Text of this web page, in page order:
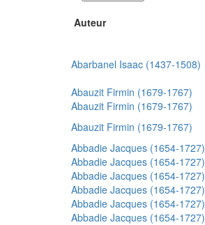
Auteur
Abarbanel Isaac (1437-1508)
Abauzit Firmin (1679-1767)
Abauzit Firmin (1679-1767)
Abauzit Firmin (1679-1767)
Abbadie Jacques (1654-1727)
Abbadie Jacques (1654-1727)
Abbadie Jacques (1654-1727)
Abbadie Jacques (1654-1727)
Abbadie Jacques (1654-1727)
Abbadie Jacques (1654-1727)